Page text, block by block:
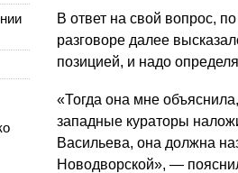
В ответ на свой вопрос,
разговоре далее
позицией, и надо
«Тогда она мне
западные кураторы
Васильева, она должна
Новодворской», —